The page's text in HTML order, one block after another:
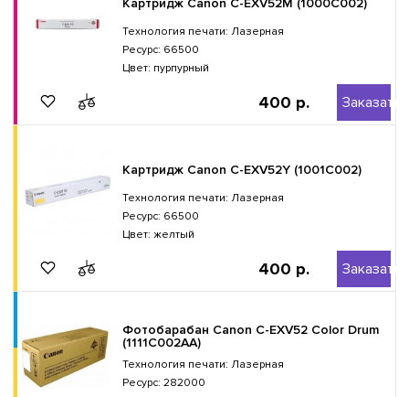
Технология печати: Лазерная
Ресурс: 66500
Цвет: пурпурный
400 р. Заказать
Картридж Canon C-EXV52Y (1001C002)
Технология печати: Лазерная
Ресурс: 66500
Цвет: желтый
400 р. Заказать
Фотобарабан Canon C-EXV52 Color Drum
(1111C002AA)
Технология печати: Лазерная
Ресурс: 282000